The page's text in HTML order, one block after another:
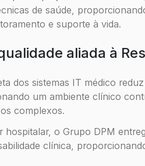
de saúde,
e suporte à vida.
aliada à
dos sistemas IT médico
um ambiente clínico
complexos.
hospitalar, o Grupo DPM
clínica,